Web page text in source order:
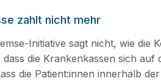
zahlt nicht mehr
Initiative sagt nicht, wie die
dass die Krankenkassen sich
die Patient:innen innerhalb